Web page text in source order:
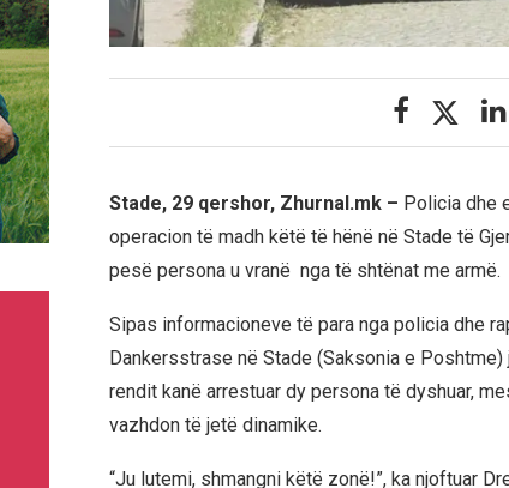
Stade, 29 qershor, Zhurnal.mk – Policia dhe
operacion të madh këtë të hënë në Stade të
pesë persona u vranë nga të shtënat me armë.
Sipas informacioneve të para nga policia dhe
Dankersstrase në Stade (Saksonia e
rendit kanë arrestuar dy persona të dyshuar,
vazhdon të jetë dinamike.
“Ju lutemi, shmangni këtë zonë!”, ka njoftuar